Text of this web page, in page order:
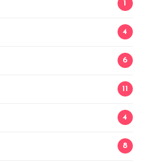
1
4
6
11
4
8